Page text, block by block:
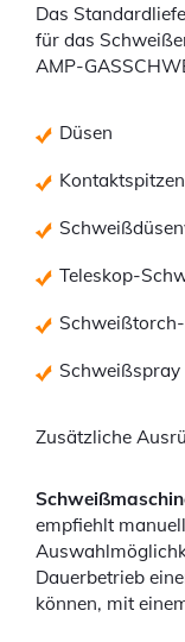
Das
für das
AMP-
Düsen
Teleskop-
Schweißspray
Zusätzliche
empfiehlt
Dauerbetrieb
können, mit